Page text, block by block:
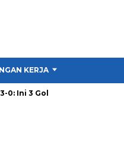
KERJA
Ini 3 Gol yang Hancurkan